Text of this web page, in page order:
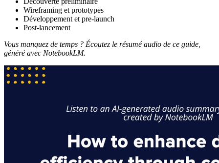
Wireframing et prototypes
Développement et pre-launch
Post-lancement
Vous manquez de temps ? Écoutez le résumé audio de ce guide,
généré avec NotebookLM.